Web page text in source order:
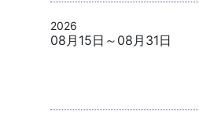
2026
08月15日～08月31日